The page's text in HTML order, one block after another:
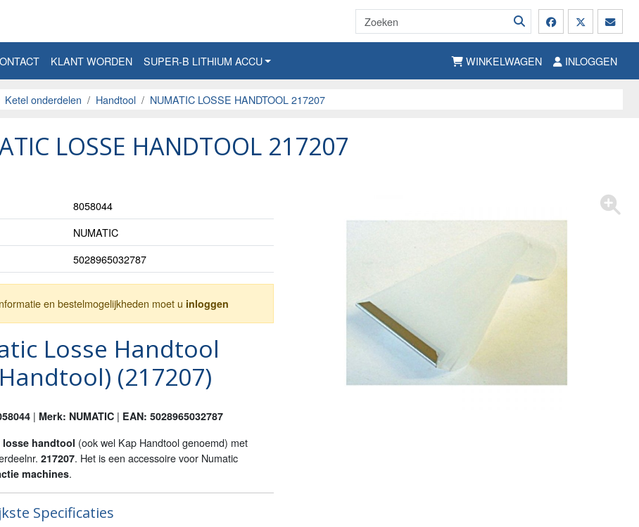
KLANT WORDEN SUPER-B LITHIUM ACCU WINKELWAGEN INLOGGEN
Ketel onderdelen Handtool NUMATIC LOSSE HANDTOOL 217207
LOSSE HANDTOOL 217207
8058044
NUMATIC
5028965032787
en bestelmogelijkheden moet u inloggen
Losse Handtool
(217207)
| Merk: NUMATIC| EAN: 5028965032787
losse handtool (ook wel Kap Handtool genoemd) met
217207. Het is een accessoire voor Numatic
machines.
Specificaties